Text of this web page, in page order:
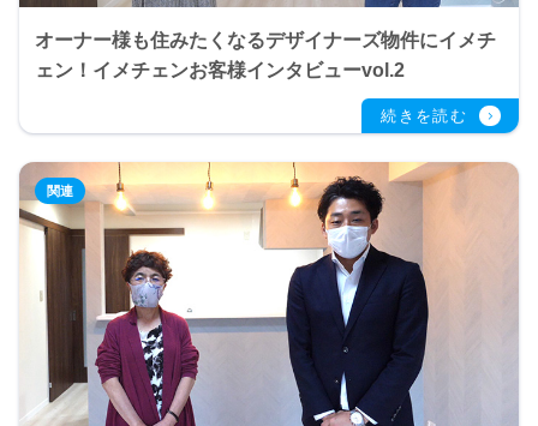
オーナー様も住みたくなるデザイナーズ物件にイメチ
ェン！イメチェンお客様インタビューvol.2